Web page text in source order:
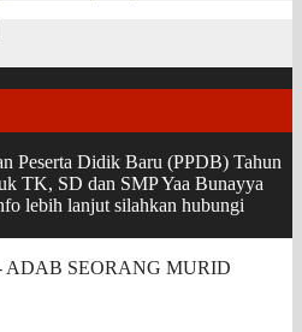
Peserta Didik Baru (PPDB) Tahun
TK, SD dan SMP Yaa Bunayya
lebih lanjut silahkan hubungi
ADAB SEORANG MURID